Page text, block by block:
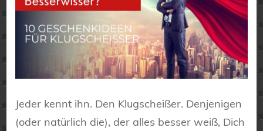
Jeder kennt ihn. Den Klugscheißer. Denjenigen
(oder natürlich die), der alles besser weiß, Dich